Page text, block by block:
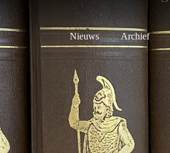
Nieuws Archief